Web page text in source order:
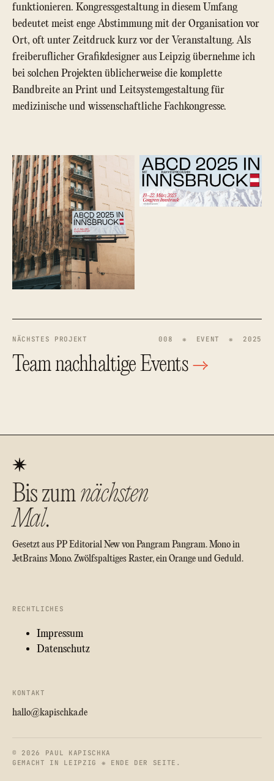
funktionieren. Kongressgestaltung in diesem Umfang
bedeutet meist enge Abstimmung mit der Organisation vor
Ort, oft unter Zeitdruck kurz vor der Veranstaltung. Als
freiberuflicher Grafikdesigner aus Leipzig übernehme ich
bei solchen Projekten üblicherweise die komplette
Bandbreite an Print und Leitsystemgestaltung für
medizinische und wissenschaftliche Fachkongresse.
NÄCHSTES PROJEKT 008 ❋ EVENT ❋ 2025
Team nachhaltige Events→
Bis zumnächsten
Mal.
Gesetzt aus PP Editorial New von Pangram Pangram. Mono in
JetBrains Mono. Zwölfspaltiges Raster, ein Orange und Geduld.
RECHTLICHES
Impressum
Datenschutz
KONTAKT
hallo@kapischka.de
© 2026 PAUL KAPISCHKA
GEMACHT IN LEIPZIG ❋ ENDE DER SEITE.